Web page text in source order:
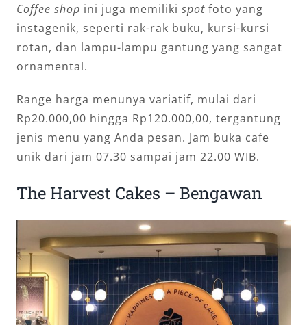
Coffee shop ini juga memiliki spot foto yang
instagenik, seperti rak-rak buku, kursi-kursi
rotan, dan lampu-lampu gantung yang sangat
ornamental.
Range harga menunya variatif, mulai dari
Rp20.000,00 hingga Rp120.000,00, tergantung
jenis menu yang Anda pesan. Jam buka cafe
unik dari jam 07.30 sampai jam 22.00 WIB.
The Harvest Cakes – Bengawan